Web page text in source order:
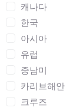
캐나다
한국
아시아
유럽
중남미
카리브해안
크루즈